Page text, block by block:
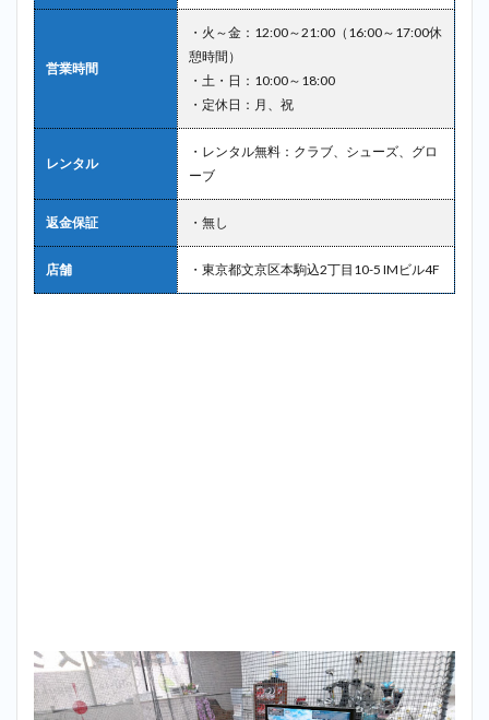
営業時間
・火～金：12:00～21:00（16:00～17:00休
憩時間）
・土・日：10:00～18:00
・定休日：月、祝
レンタル
・レンタル無料：クラブ、シューズ、グロ
ーブ
返金保証 ・無し
店舗 ・東京都文京区本駒込2丁目10-5 IMビル4F